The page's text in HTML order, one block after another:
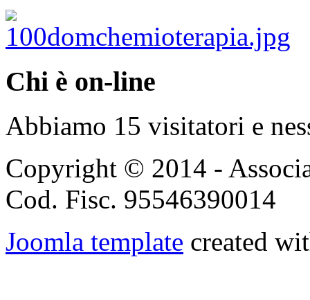
Chi è on-line
Abbiamo 15 visitatori e
Copyright © 2014 -
Cod. Fisc. 95546390014
Joomla template created